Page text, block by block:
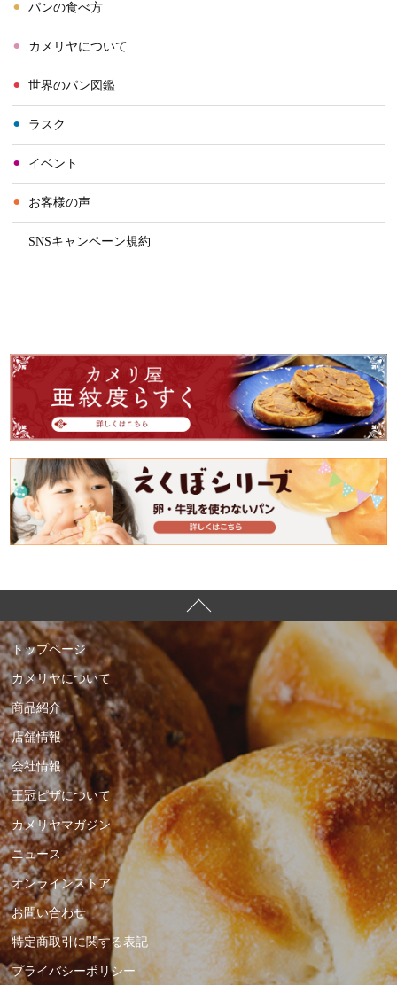
⚫︎ パンの食べ方
⚫︎ カメリヤについて
⚫︎ 世界のパン図鑑
⚫︎ ラスク
⚫︎ イベント
⚫︎ お客様の声
SNSキャンペーン規約
トップページ
カメリヤについて
商品紹介
店舗情報
会社情報
王冠ピザについて
カメリヤマガジン
ニュース
オンラインストア
お問い合わせ
特定商取引に関する表記
プライバシーポリシー